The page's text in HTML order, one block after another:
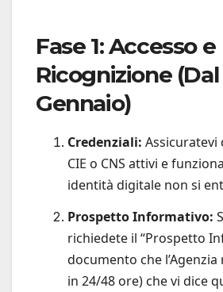
Fase 1: Accesso e
Ricognizione (Dal
Gennaio)
Credenziali: Assicuratevi
CIE o CNS attivi e
identità digitale non si
Prospetto Informativo:
richiedete il “Prospetto
documento che l’Agenzia
in 24/48 ore) che vi dice